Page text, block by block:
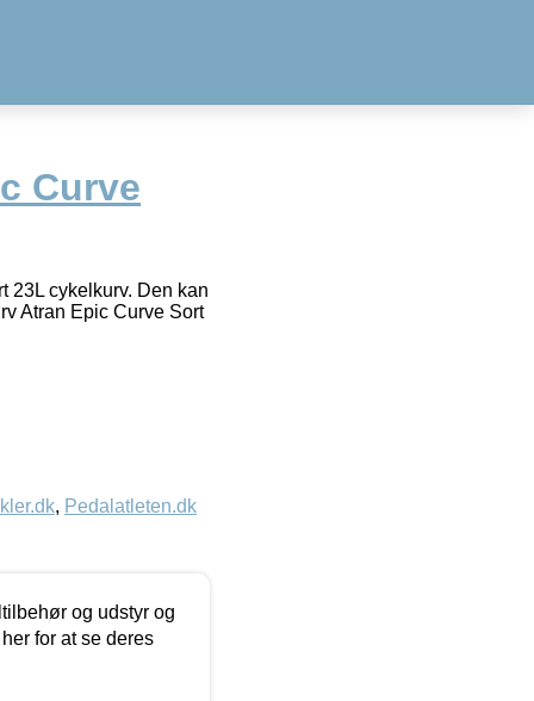
Curve
23L cykelkurv. Den kan
Atran Epic Curve Sort
, Pedalatleten.dk
og udstyr og
for at se deres